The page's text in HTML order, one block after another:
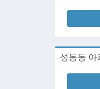
성동동 아